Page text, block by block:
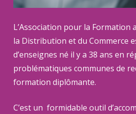
L’Association pour la Formation
la Distribution et du Commerce
d’enseignes né il y a 38 ans en
problématiques communes de
formation diplômante.
C’est un formidable outil